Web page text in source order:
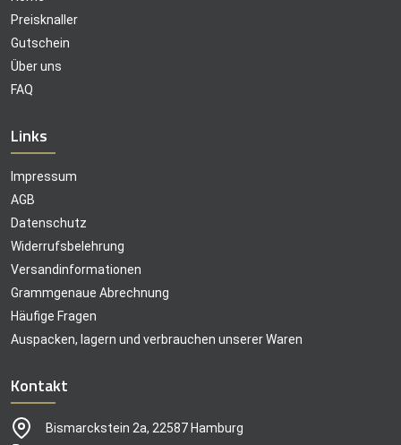
Preisknaller
Gutschein
Über uns
FAQ
Links
Impressum
AGB
Datenschutz
Widerrufsbelehrung
Versandinformationen
Grammgenaue Abrechnung
Häufige Fragen
Auspacken, lagern und verbrauchen unserer Waren
Kontakt
Bismarckstein 2a, 22587 Hamburg